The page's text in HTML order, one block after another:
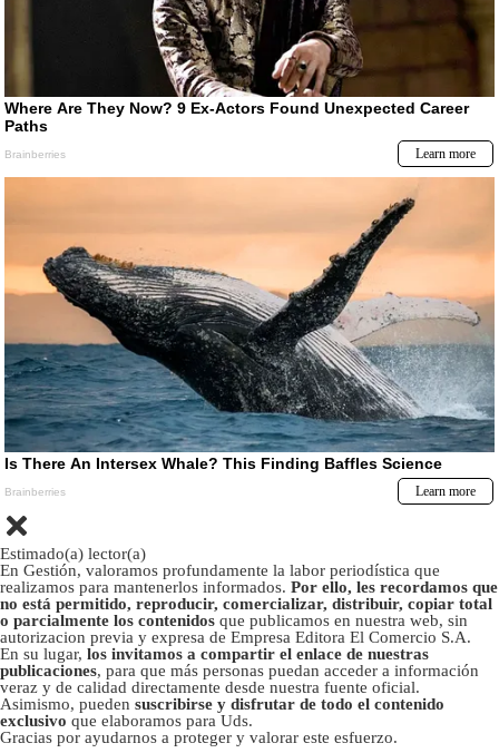
Estimado(a) lector(a)
En Gestión, valoramos profundamente la labor periodística que
realizamos para mantenerlos informados. Por ello, les recordamos que
no está permitido, reproducir, comercializar, distribuir, copiar total
o parcialmente los contenidos que publicamos en nuestra web, sin
autorizacion previa y expresa de Empresa Editora El Comercio S.A.
En su lugar, los invitamos a compartir el enlace de nuestras
publicaciones, para que más personas puedan acceder a información
veraz y de calidad directamente desde nuestra fuente oficial.
Asimismo, pueden suscribirse y disfrutar de todo el contenido
exclusivo que elaboramos para Uds.
Gracias por ayudarnos a proteger y valorar este esfuerzo.